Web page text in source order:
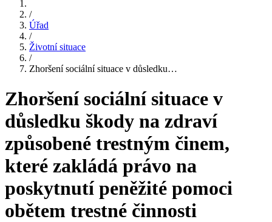
/
Úřad
/
Životní situace
/
Zhoršení sociální situace v důsledku…
Zhoršení sociální situace v
důsledku škody na zdraví
způsobené trestným činem,
které zakládá právo na
poskytnutí peněžité pomoci
obětem trestné činnosti